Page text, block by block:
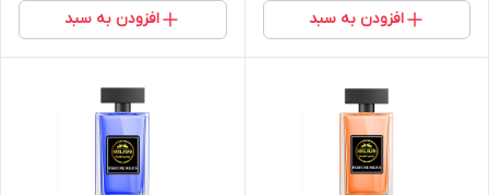
افزودن به سبد افزودن به سبد